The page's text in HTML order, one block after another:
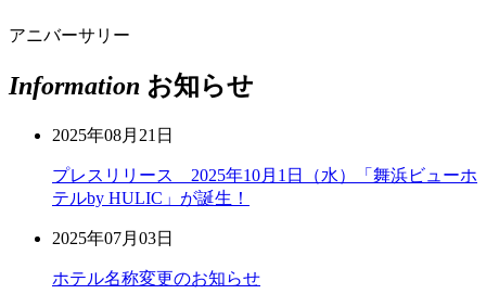
アニバーサリー
Information お知らせ
2025年08月21日
プレスリリース 2025年10月1日（水）「舞浜ビューホ
テルby HULIC」が誕生！
2025年07月03日
ホテル名称変更のお知らせ